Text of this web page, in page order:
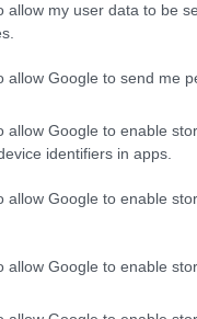
allow my user data to be
allow Google to send me
allow Google to enable
identifiers in apps.
allow Google to enable
allow Google to enable
πληρώματος
ΠΠΛΣ-920, που
του αλιευτικού
όσων
υποκλοπών.
ναυάγιο